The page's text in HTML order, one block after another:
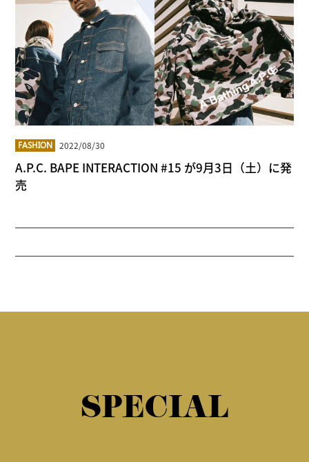
FASHION 2022/08/30
A.P.C. BAPE INTERACTION #15 が9月3日（土）に発
売
SPECIAL